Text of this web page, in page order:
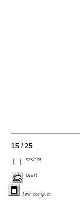
15 / 25
select
print
Text complet